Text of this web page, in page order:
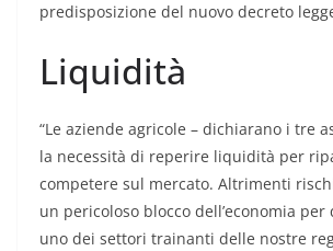
predisposizione del nuovo decreto
Liquidità
“Le aziende agricole – dichiarano i tre
la necessità di reperire liquidità per
competere sul mercato. Altrimenti
un pericoloso blocco dell’economia per
uno dei settori trainanti delle nostre